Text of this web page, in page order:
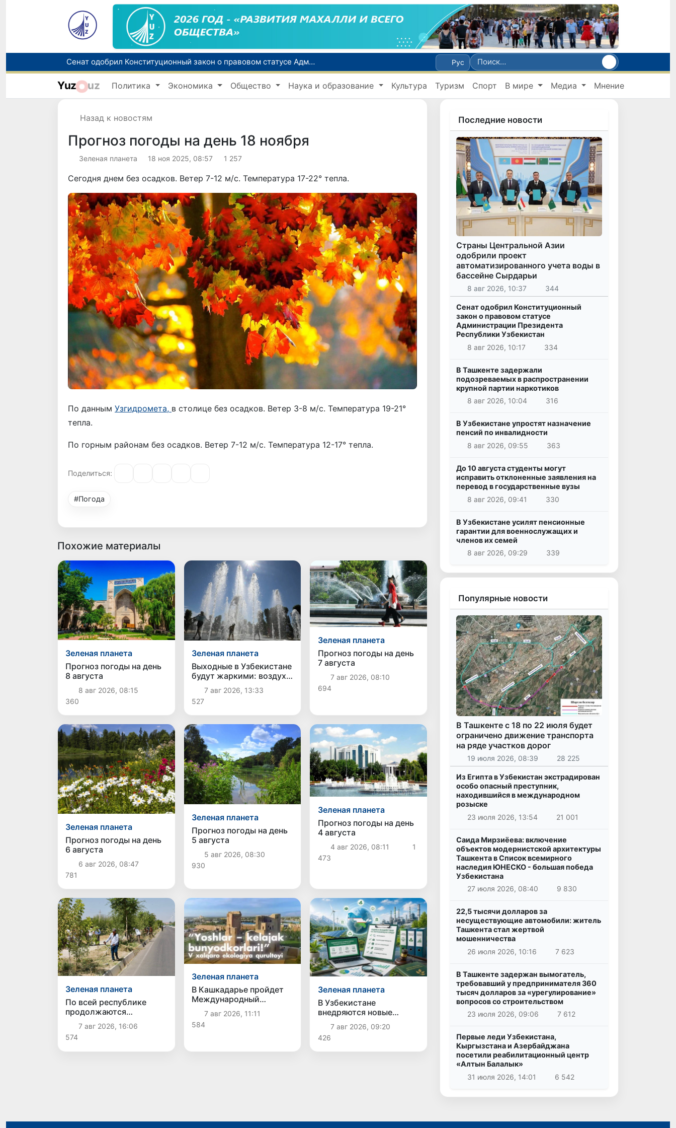
Сенат одобрил Конституционный закон о правовом статусе Администрации Президента Республики Узбекистан
В Ташкенте задержали подозреваемых в распространении крупной партии наркотиков
В Узбекистане упростят назначение пенсий по инвалидности
Рус
Yuz uz Политика Экономика Общество Наука и образование Культура Туризм Спорт В мире Медиа Мнение
Назад к новостям
Прогноз погоды на день 18 ноября
Зеленая планета 18 ноя 2025, 08:57 1 257
Сегодня днем без осадков. Ветер 7-12 м/с. Температура 17-22° тепла.
По данным Узгидромета, в столице без осадков. Ветер 3-8 м/с. Температура 19-21°
тепла.
По горным районам без осадков. Ветер 7-12 м/с. Температура 12-17° тепла.
Поделиться:
#Погода
Похожие материалы
Зеленая планета
Прогноз погоды на день
8 августа
8 авг 2026, 08:15
360
Зеленая планета
Выходные в Узбекистане
будут жаркими: воздух
прогреется до +42
градусов
7 авг 2026, 13:33
527
Зеленая планета
Прогноз погоды на день
7 августа
7 авг 2026, 08:10
694
Зеленая планета
Прогноз погоды на день
6 августа
6 авг 2026, 08:47
781
Зеленая планета
Прогноз погоды на день
5 августа
5 авг 2026, 08:30
930
Зеленая планета
Прогноз погоды на день
4 августа
4 авг 2026, 08:11
1
473
Зеленая планета
По всей республике
продолжаются
мероприятия в рамках
акции «Актуальные 40
дней»
7 авг 2026, 16:06
574
Зеленая планета
В Кашкадарье пройдет
Международный
экологический съезд с
участием молодежи из
девяти стран
7 авг 2026, 11:11
584
Зеленая планета
В Узбекистане
внедряются новые
механизмы оценки
воздействия на
окружающую среду
7 авг 2026, 09:20
426
Последние новости
Страны Центральной Азии
одобрили проект
автоматизированного учета воды в
бассейне Сырдарьи
8 авг 2026, 10:37 344
Сенат одобрил Конституционный
закон о правовом статусе
Администрации Президента
Республики Узбекистан
8 авг 2026, 10:17
334
В Ташкенте задержали
подозреваемых в распространении
крупной партии наркотиков
8 авг 2026, 10:04
316
В Узбекистане упростят назначение
пенсий по инвалидности
8 авг 2026, 09:55
363
До 10 августа студенты могут
исправить отклоненные заявления на
перевод в государственные вузы
8 авг 2026, 09:41
330
В Узбекистане усилят пенсионные
гарантии для военнослужащих и
членов их семей
8 авг 2026, 09:29
339
Популярные новости
В Ташкенте с 18 по 22 июля будет
ограничено движение транспорта
на ряде участков дорог
19 июля 2026, 08:39 28 225
Из Египта в Узбекистан экстрадирован
особо опасный преступник,
находившийся в международном
розыске
23 июля 2026, 13:54
21 001
Саида Мирзиёева: включение
объектов модернистской архитектуры
Ташкента в Список всемирного
наследия ЮНЕСКО - большая победа
Узбекистана
27 июля 2026, 08:40
9 830
22,5 тысячи долларов за
несуществующие автомобили: житель
Ташкента стал жертвой
мошенничества
26 июля 2026, 10:16
7 623
В Ташкенте задержан вымогатель,
требовавший у предпринимателя 360
тысяч долларов за «урегулирование»
вопросов со строительством
23 июля 2026, 09:06
7 612
Первые леди Узбекистана,
Кыргызстана и Азербайджана
посетили реабилитационный центр
«Алтын Балалык»
31 июля 2026, 14:01
6 542